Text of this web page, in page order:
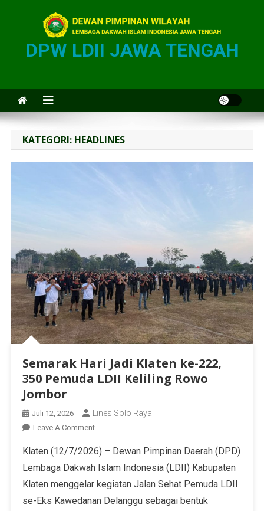
DPW LDII JAWA TENGAH
KATEGORI: HEADLINES
Semarak Hari Jadi Klaten ke-222,
350 Pemuda LDII Keliling Rowo
Jombor
Juli 12, 2026 Lines Solo Raya
Leave A Comment
Klaten (12/7/2026) – Dewan Pimpinan Daerah (DPD)
Lembaga Dakwah Islam Indonesia (LDII) Kabupaten
Klaten menggelar kegiatan Jalan Sehat Pemuda LDII
se-Eks Kawedanan Delanggu sebagai bentuk